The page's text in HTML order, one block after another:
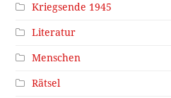
Kriegsende 1945
Literatur
Menschen
Rätsel